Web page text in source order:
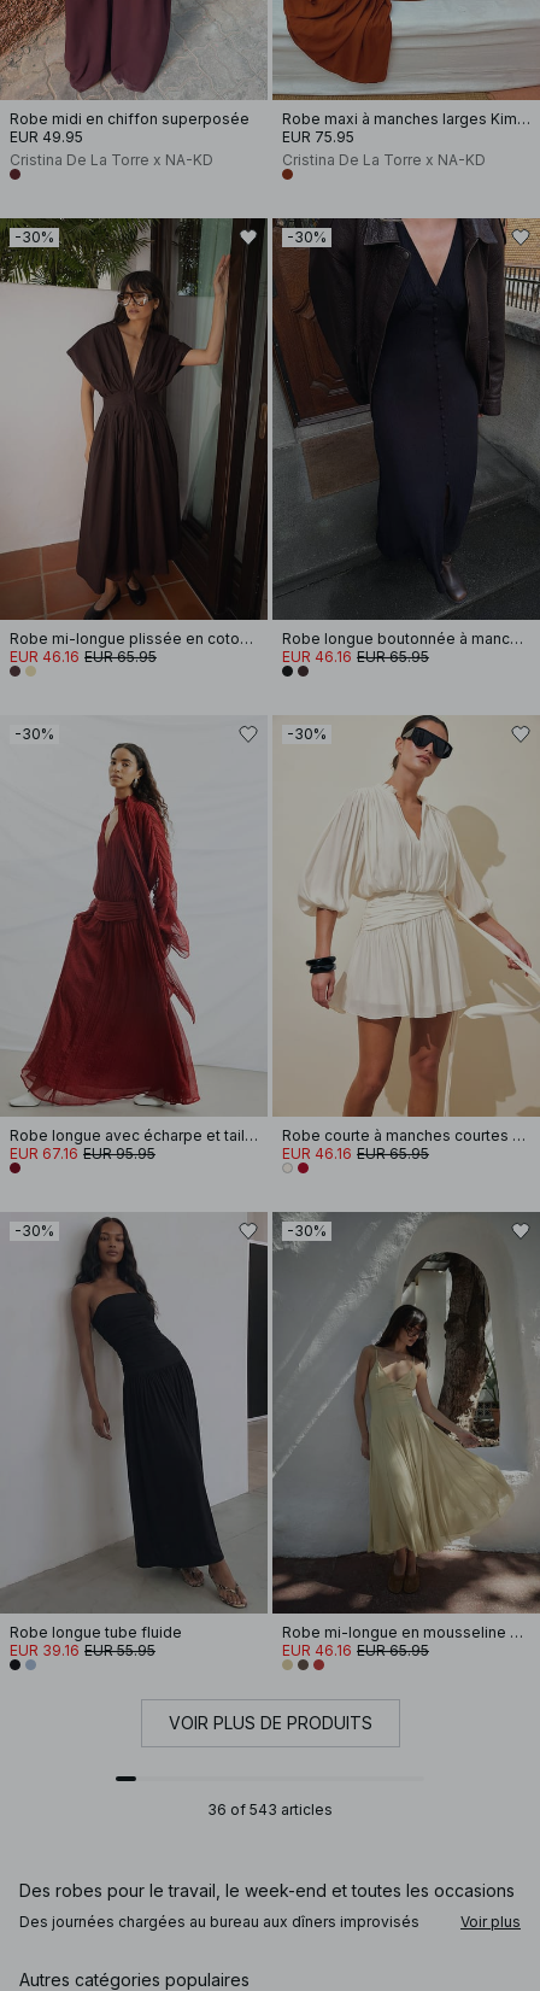
Robe midi en chiffon superposée
EUR 49.95
Cristina De La Torre x NA-KD
Robe maxi à manches larges Kimono
EUR 75.95
Cristina De La Torre x NA-KD
-30%
Robe mi-longue plissée en coton à manches courtes
EUR 46.16 EUR 65.95
-30%
Robe longue boutonnée à manches ballon
EUR 46.16 EUR 65.95
-30%
Robe longue avec écharpe et taille froncée
EUR 67.16 EUR 95.95
-30%
Robe courte à manches courtes et taille nouée
EUR 46.16 EUR 65.95
-30%
Robe longue tube fluide
EUR 39.16 EUR 55.95
-30%
Robe mi-longue en mousseline à bretelles
EUR 46.16 EUR 65.95
VOIR PLUS DE PRODUITS
36 of 543 articles
Des robes pour le travail, le week-end et toutes les occasions
Des journées chargées au bureau aux dîners improvisés
coupe légèrement structurée s’associe parfaitement à des
Voir plus
Autres catégories populaires